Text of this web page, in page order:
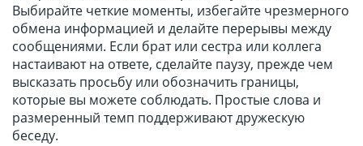
Выбирайте четкие моменты, избегайте чрезмерного
обмена информацией и делайте перерывы между
сообщениями. Если брат или сестра или коллега
настаивают на ответе, сделайте паузу, прежде чем
высказать просьбу или обозначить границы,
которые вы можете соблюдать. Простые слова и
размеренный темп поддерживают дружескую
беседу.